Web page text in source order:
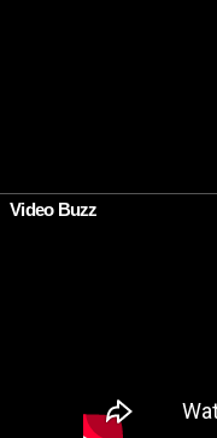
Video Buzz